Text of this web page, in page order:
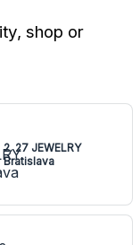
shop or
2. 27 JEWELRY
Bratislava